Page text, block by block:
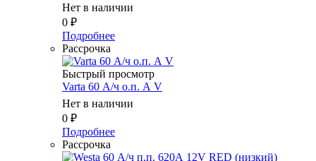
Нет в наличии
0 ₽
Подробнее
Рассрочка
Быстрый просмотр
Varta 60 А/ч о.п. А V
Нет в наличии
0 ₽
Подробнее
Рассрочка